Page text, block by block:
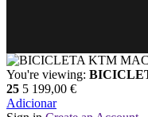
You're viewing:
25 5 199,00 €
Adicionar